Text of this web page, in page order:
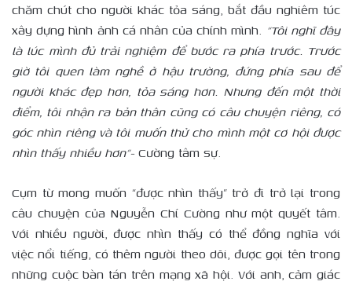
chăm chút cho người khác tỏa sáng, bắt đầu nghiêm túc
xây dựng hình ảnh cá nhân của chính mình. “Tôi nghĩ đây
là lúc mình đủ trải nghiệm để bước ra phía trước. Trước
giờ tôi quen làm nghề ở hậu trường, đứng phía sau để
người khác đẹp hơn, tỏa sáng hơn. Nhưng đến một thời
điểm, tôi nhận ra bản thân cũng có câu chuyện riêng, có
góc nhìn riêng và tôi muốn thử cho mình một cơ hội được
nhìn thấy nhiều hơn”- Cường tâm sự.
Cụm từ mong muốn “được nhìn thấy” trở đi trở lại trong
câu chuyện của Nguyễn Chí Cường như một quyết tâm.
Với nhiều người, được nhìn thấy có thể đồng nghĩa với
việc nổi tiếng, có thêm người theo dõi, được gọi tên trong
những cuộc bàn tán trên mạng xã hội. Với anh, cảm giác